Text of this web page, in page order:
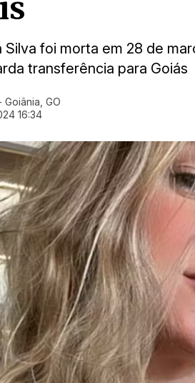
Silva foi morta em 28 de
transferência para Goiás
Goiânia, GO
16:34